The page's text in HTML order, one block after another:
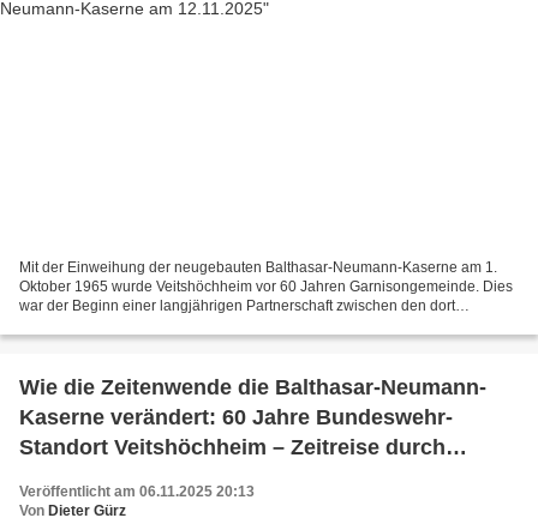
Mit der Einweihung der neugebauten Balthasar-Neumann-Kaserne am 1.
Oktober 1965 wurde Veitshöchheim vor 60 Jahren Garnisongemeinde. Dies
war der Beginn einer langjährigen Partnerschaft zwischen den dort
Wie die Zeitenwende die Balthasar-Neumann-
Kaserne verändert: 60 Jahre Bundeswehr-
Standort Veitshöchheim – Zeitreise durch
Veröffentlicht am 06.11.2025 20:13
Von Dieter Gürz